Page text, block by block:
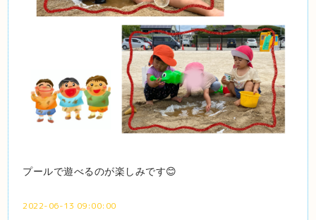
プールで遊べるのが楽しみです😊
2022-06-13 09:00:00